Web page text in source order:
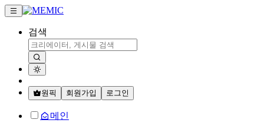
검색
원픽 회원가입 로그인
메인